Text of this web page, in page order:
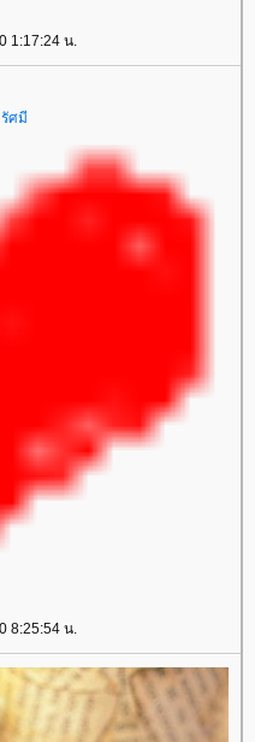
1:17:24 น.
ศมี
8:25:54 น.